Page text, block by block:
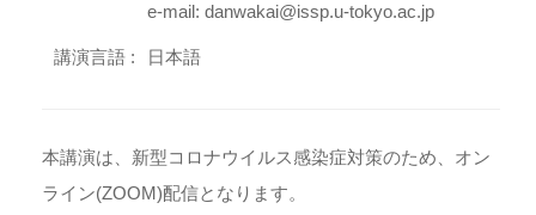
e-mail: danwakai@issp.u-tokyo.ac.jp
講演言語 : 日本語
本講演は、新型コロナウイルス感染症対策のため、オン
ライン(ZOOM)配信となります。